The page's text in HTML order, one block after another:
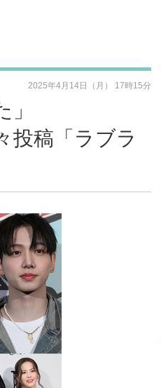
投稿「ラブラ
2025年4月14日（月） 17時15分